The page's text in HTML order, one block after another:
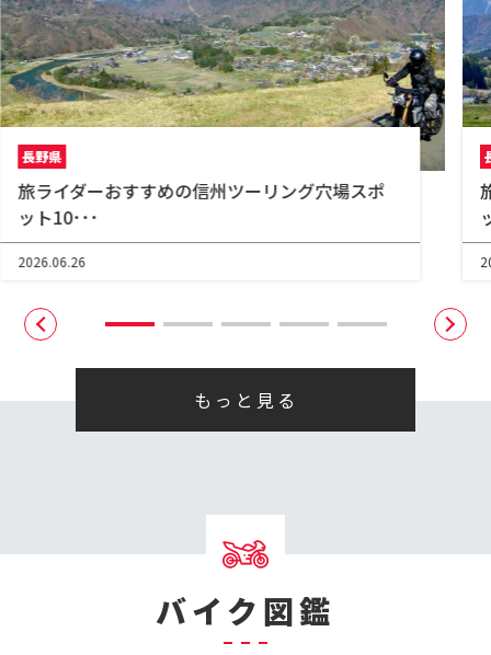
長野県
旅ライダーおすすめの信州ツーリング穴場スポ
ット10･･･
2026.06.26
もっと見る
バイク図鑑